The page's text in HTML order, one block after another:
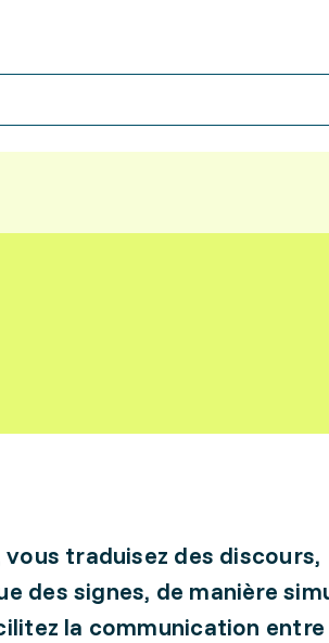
traduisez des discours,
des signes, de manière
la communication entre